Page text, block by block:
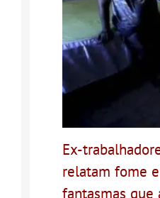
Ex-
relatam fome
fantasmas que